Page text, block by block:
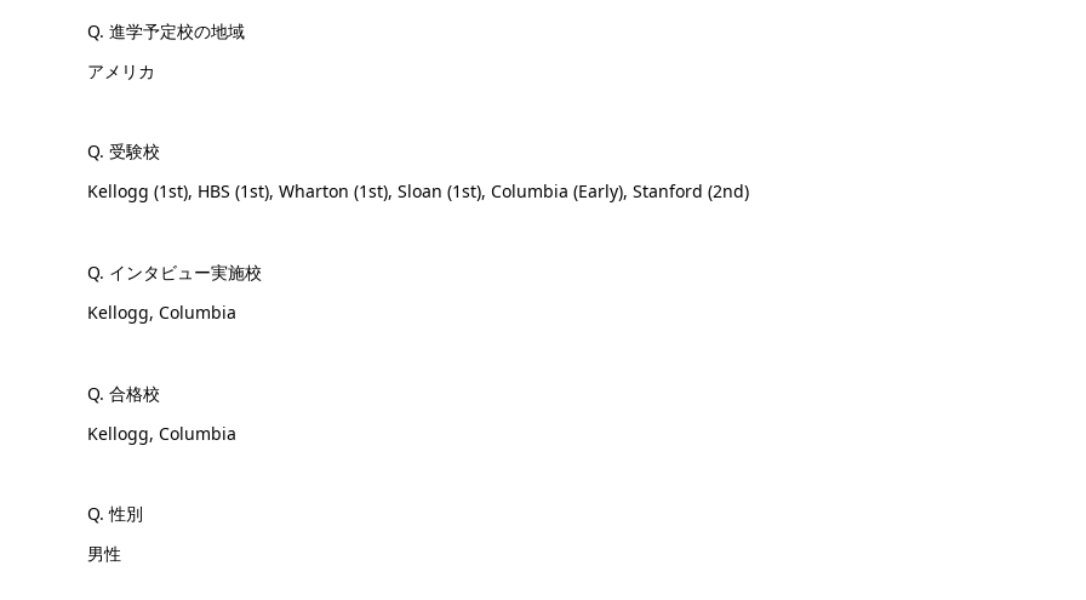
Q. 進学予定校の地域
アメリカ
Q. 受験校
Kellogg (1st), HBS (1st), Wharton (1st), Sloan (1st), Columbia (Early), Stanford (2nd)
Q. インタビュー実施校
Kellogg, Columbia
Q. 合格校
Kellogg, Columbia
Q. 性別
男性